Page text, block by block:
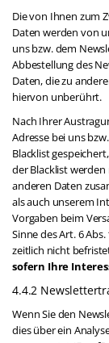
Die von Ihnen zum
Daten werden von
uns bzw. dem
Abbestellung des
Daten, die zu
hiervon unberührt.
Nach Ihrer
Adresse bei uns
Blacklist
der Blacklist
anderen Daten
als auch unserem
Vorgaben beim
Sinne des Art. 6
zeitlich nicht
sofern Ihre
4.4.2
Wenn Sie den
dies über ein